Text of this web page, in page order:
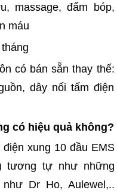
massage, đấm bóp,
máu
có bán sẵn thay thế:
dây nối tấm điện
có hiệu quả không?
xung 10 đầu EMS
tương tự như những
Dr Ho, Aulewel,..